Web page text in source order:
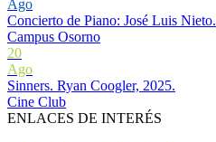
Ago
Concierto de Piano: José Luis Nieto.
Campus Osorno
20
Ago
Sinners. Ryan Coogler, 2025.
Cine Club
ENLACES DE INTERÉS